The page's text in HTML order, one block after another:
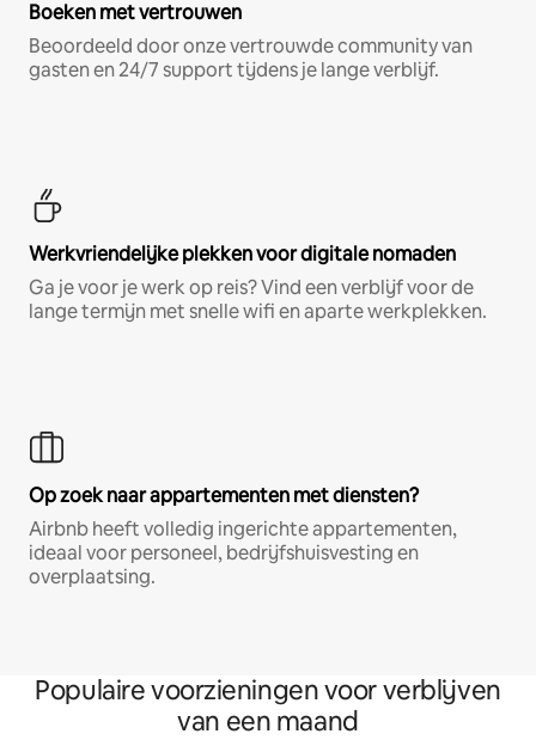
Boeken met vertrouwen
Beoordeeld door onze vertrouwde community van
gasten en 24/7 support tijdens je lange verblijf.
Werkvriendelijke plekken voor digitale nomaden
Ga je voor je werk op reis? Vind een verblijf voor de
lange termijn met snelle wifi en aparte werkplekken.
Op zoek naar appartementen met diensten?
Airbnb heeft volledig ingerichte appartementen,
ideaal voor personeel, bedrijfshuisvesting en
overplaatsing.
Populaire voorzieningen voor verblijven
van een maand